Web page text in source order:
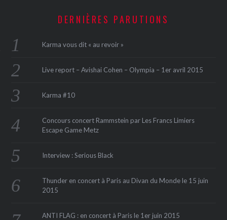
DERNIÈRES PARUTIONS
Karma vous dit « au revoir »
Live report – Avishai Cohen – Olympia – 1er avril 2015
Karma #10
Concours concert Rammstein par Les Francs Limiers
Escape Game Metz
Interview : Serious Black
Thunder en concert à Paris au Divan du Monde le 15 juin
2015
ANTI FLAG : en concert à Paris le 1er juin 2015